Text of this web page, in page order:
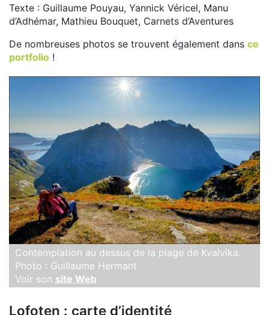
Texte : Guillaume Pouyau, Yannick Véricel, Manu
d’Adhémar, Mathieu Bouquet, Carnets d’Aventures
De nombreuses photos se trouvent également dans ce
portfolio !
Contemplation au dessus de la plage de Kvalvika.
Photo : Guillaume Hermant
Voir son site Web
Lofoten : carte d’identité